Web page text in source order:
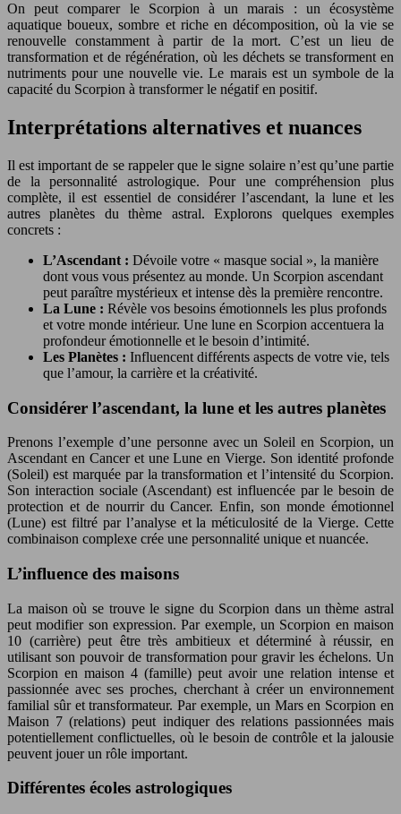
On peut comparer le Scorpion à un marais : un écosystème
aquatique boueux, sombre et riche en décomposition, où la vie se
renouvelle constamment à partir de la mort. C’est un lieu de
transformation et de régénération, où les déchets se transforment en
nutriments pour une nouvelle vie. Le marais est un symbole de la
capacité du Scorpion à transformer le négatif en positif.
Interprétations alternatives et nuances
Il est important de se rappeler que le signe solaire n’est qu’une partie
de la personnalité astrologique. Pour une compréhension plus
complète, il est essentiel de considérer l’ascendant, la lune et les
autres planètes du thème astral. Explorons quelques exemples
concrets :
L’Ascendant : Dévoile votre « masque social », la manière
dont vous vous présentez au monde. Un Scorpion ascendant
peut paraître mystérieux et intense dès la première rencontre.
La Lune : Révèle vos besoins émotionnels les plus profonds
et votre monde intérieur. Une lune en Scorpion accentuera la
profondeur émotionnelle et le besoin d’intimité.
Les Planètes : Influencent différents aspects de votre vie, tels
que l’amour, la carrière et la créativité.
Considérer l’ascendant, la lune et les autres planètes
Prenons l’exemple d’une personne avec un Soleil en Scorpion, un
Ascendant en Cancer et une Lune en Vierge. Son identité profonde
(Soleil) est marquée par la transformation et l’intensité du Scorpion.
Son interaction sociale (Ascendant) est influencée par le besoin de
protection et de nourrir du Cancer. Enfin, son monde émotionnel
(Lune) est filtré par l’analyse et la méticulosité de la Vierge. Cette
combinaison complexe crée une personnalité unique et nuancée.
L’influence des maisons
La maison où se trouve le signe du Scorpion dans un thème astral
peut modifier son expression. Par exemple, un Scorpion en maison
10 (carrière) peut être très ambitieux et déterminé à réussir, en
utilisant son pouvoir de transformation pour gravir les échelons. Un
Scorpion en maison 4 (famille) peut avoir une relation intense et
passionnée avec ses proches, cherchant à créer un environnement
familial sûr et transformateur. Par exemple, un Mars en Scorpion en
Maison 7 (relations) peut indiquer des relations passionnées mais
potentiellement conflictuelles, où le besoin de contrôle et la jalousie
peuvent jouer un rôle important.
Différentes écoles astrologiques